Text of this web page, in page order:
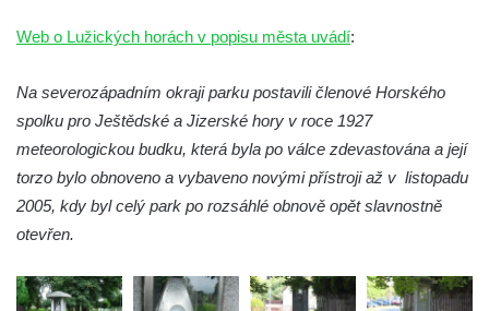
Web o Lužických horách v popisu města uvádí:
Na severozápadním okraji parku postavili členové Horského
spolku pro Ještědské a Jizerské hory v roce 1927
meteorologickou budku, která byla po válce zdevastována a její
torzo bylo obnoveno a vybaveno novými přístroji až v listopadu
2005, kdy byl celý park po rozsáhlé obnově opět slavnostně
otevřen.